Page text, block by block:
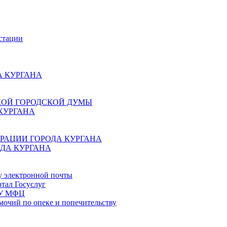
КУРГАНА
ГОРОДСКОЙ ДУМЫ
ГОРОДА КУРГАНА
КУРГАНА
электронной почты
Госуслуг
МФЦ
по опеке и попечительству